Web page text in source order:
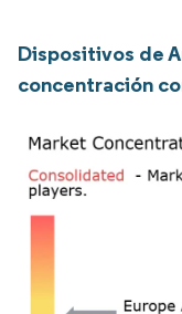
Dispositivos de
concentración